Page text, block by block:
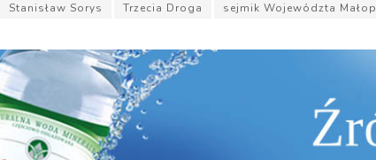
Stanisław Sorys Trzecia Droga sejmik Województa